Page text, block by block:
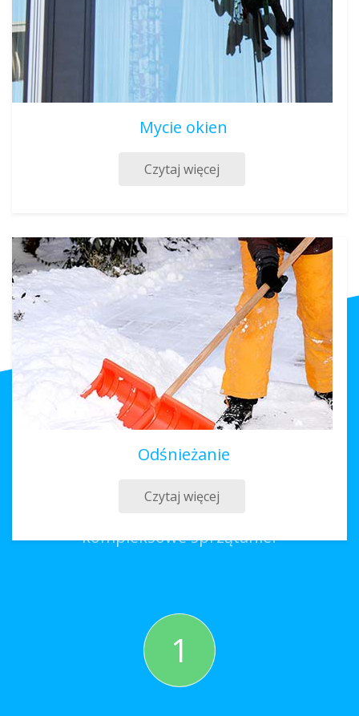
Mycie okien
Czytaj więcej
Odśnieżanie
Czytaj więcej
kompleksowe sprzątanie?
1